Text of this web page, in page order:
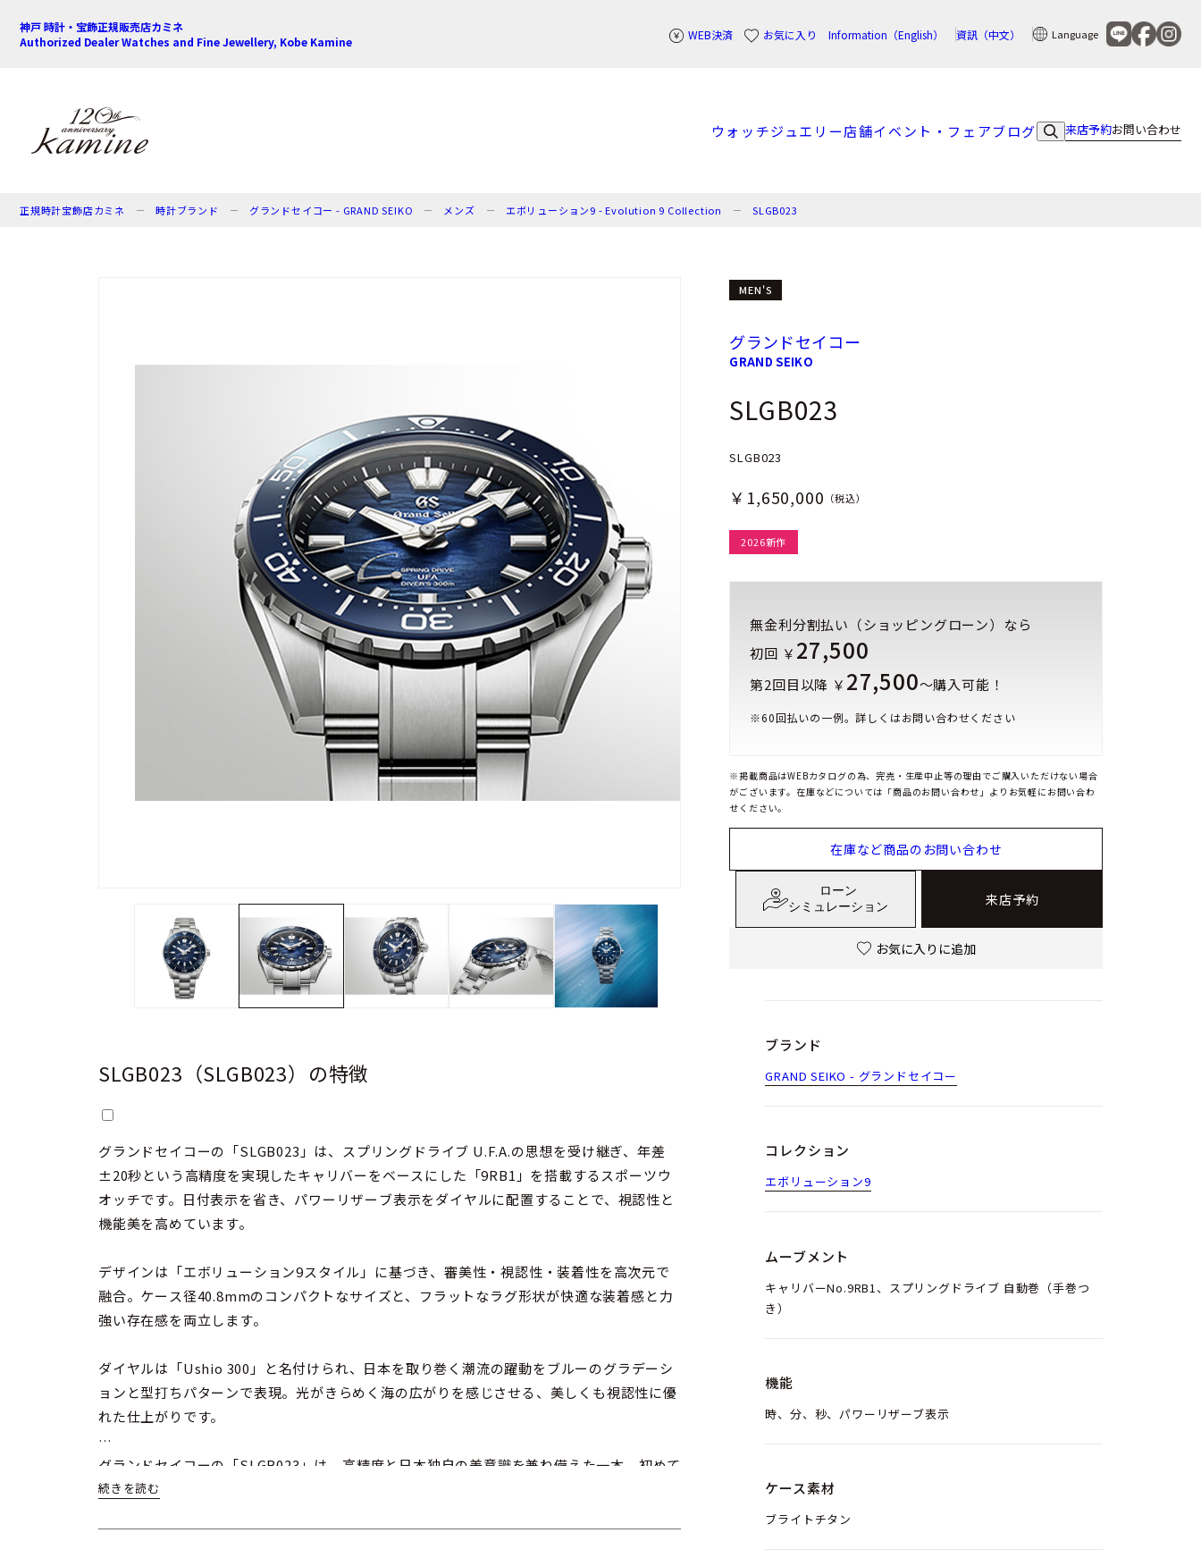
神戸 時計・宝飾正規販売店カミネ
Authorized Dealer Watches and Fine Jewellery, Kobe Kamine
WEB決済 お気に入り Information（English） 資訊（中文） Language
ウォッチジュエリー店舗イベント・フェアブログ 来店予約お問い合わせ
正規時計宝飾店カミネ 時計ブランド グランドセイコー - GRAND SEIKO メンズ エボリューション9 - Evolution 9 Collection SLGB023
SLGB023（SLGB023）の特徴
グランドセイコーの「SLGB023」は、スプリングドライブ U.F.A.の思想を受け継ぎ、年差
±20秒という高精度を実現したキャリバーをベースにした「9RB1」を搭載するスポーツウ
オッチです。日付表示を省き、パワーリザーブ表示をダイヤルに配置することで、視認性と
機能美を高めています。
デザインは「エボリューション9スタイル」に基づき、審美性・視認性・装着性を高次元で
融合。ケース径40.8mmのコンパクトなサイズと、フラットなラグ形状が快適な装着感と力
強い存在感を両立します。
ダイヤルは「Ushio 300」と名付けられ、日本を取り巻く潮流の躍動をブルーのグラデーシ
ョンと型打ちパターンで表現。光がきらめく海の広がりを感じさせる、美しくも視認性に優
れた仕上がりです。
グランドセイコーの「SLGB023」は、高精度と日本独自の美意識を兼ね備えた一本。初めて
の高級時計としても、長く愛用できるモデルです。
MEN'S
グランドセイコー
GRAND SEIKO
SLGB023
SLGB023
￥1,650,000 （税込）
2026新作
無金利分割払い（ショッピングローン）なら
初回 ￥ 27,500
第2回目以降 ￥ 27,500～購入可能！
※60回払いの一例。詳しくはお問い合わせください
※掲載商品はWEBカタログの為、完売・生産中止等の理由でご購入いただけない場合
がございます。在庫などについては「商品のお問い合わせ」よりお気軽にお問い合わ
せください。
在庫など商品のお問い合わせ
ローン
シミュレーション
来店予約
お気に入りに追加
ブランド
GRAND SEIKO - グランドセイコー
コレクション
エボリューション9
ムーブメント
キャリバーNo.9RB1、スプリングドライブ 自動巻（手巻つ
き）
機能
時、分、秒、パワーリザーブ表示
ケース素材
ブライトチタン